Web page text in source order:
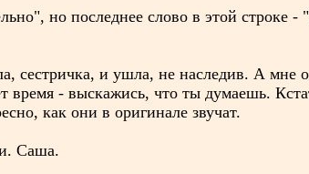
но последнее слово в этой строке
сестричка, и ушла, не наследив. А мне
время - выскажись, что ты думаешь.
как они в оригинале звучат.
Саша.